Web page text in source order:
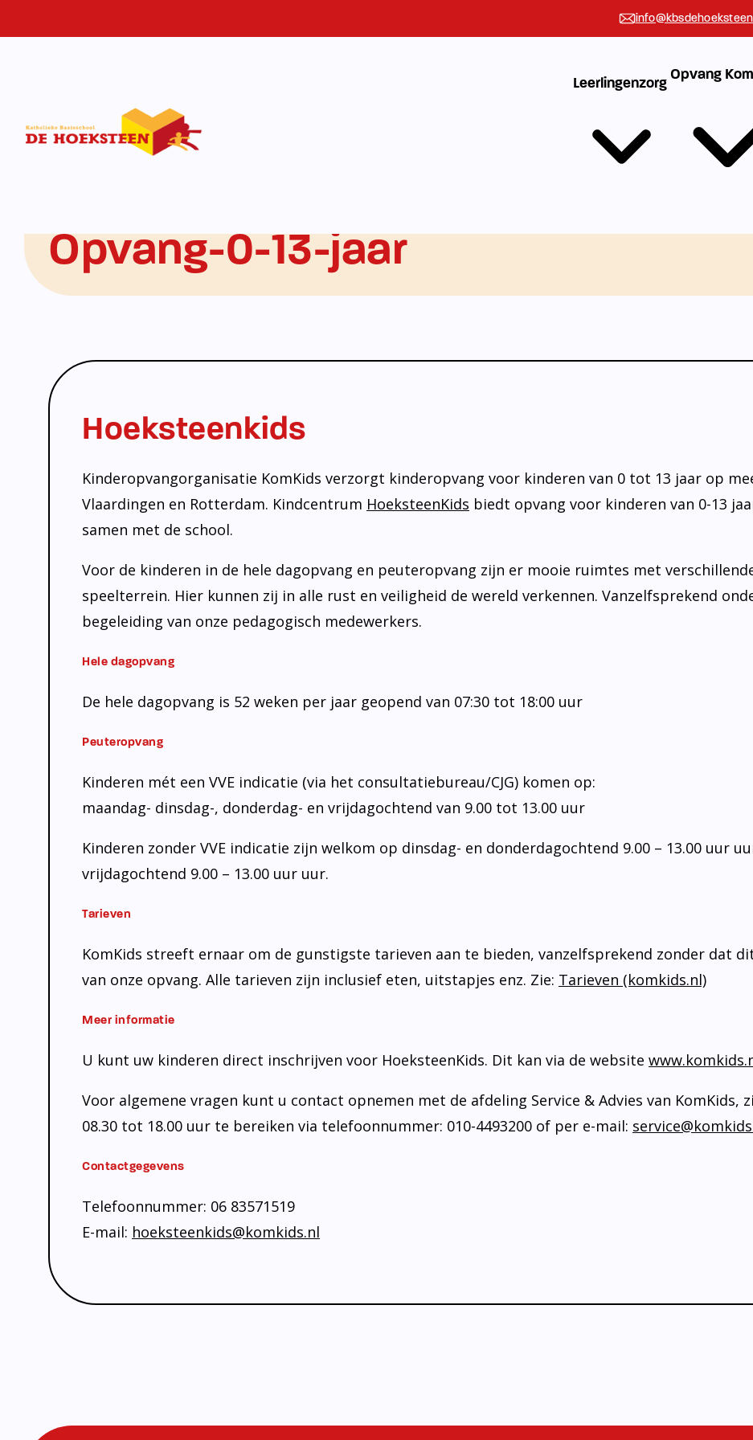
Leerlingenzorg Opvang
Opvang-0-13-jaar
Hoeksteenkids
Kinderopvangorganisatie KomKids verzorgt kinderopvang voor kinderen van 0 tot 13 jaar op
Vlaardingen en Rotterdam. Kindcentrum HoeksteenKids biedt opvang voor kinderen van 0-13
samen met de school.
Voor de kinderen in de hele dagopvang en peuteropvang zijn er mooie ruimtes met
speelterrein. Hier kunnen zij in alle rust en veiligheid de wereld verkennen. Vanzelfsprekend
begeleiding van onze pedagogisch medewerkers.
Hele dagopvang
De hele dagopvang is 52 weken per jaar geopend van 07:30 tot 18:00 uur
Peuteropvang
Kinderen mét een VVE indicatie (via het consultatiebureau/CJG) komen op:
maandag- dinsdag-, donderdag- en vrijdagochtend van 9.00 tot 13.00 uur
Kinderen zonder VVE indicatie zijn welkom op dinsdag- en donderdagochtend 9.00 – 13.00 uur
vrijdagochtend 9.00 – 13.00 uur uur.
Tarieven
KomKids streeft ernaar om de gunstigste tarieven aan te bieden, vanzelfsprekend zonder dat
van onze opvang. Alle tarieven zijn inclusief eten, uitstapjes enz. Zie: Tarieven (komkids.nl)
Meer informatie
U kunt uw kinderen direct inschrijven voor HoeksteenKids. Dit kan via de website
Voor algemene vragen kunt u contact opnemen met de afdeling Service & Advies van KomKids,
08.30 tot 18.00 uur te bereiken via telefoonnummer: 010-4493200 of per e-mail:
Contactgegevens
Telefoonnummer: 06 83571519
E-mail: hoeksteenkids@komkids.nl